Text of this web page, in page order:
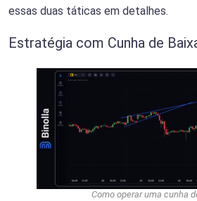
essas duas táticas em detalhes.
Estratégia com Cunha de
Como operar uma cunha